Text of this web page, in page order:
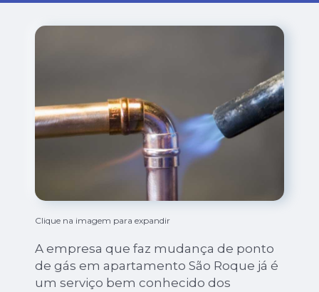
Clique na imagem para expandir
A empresa que faz mudança de ponto
de gás em apartamento São Roque já é
um serviço bem conhecido dos